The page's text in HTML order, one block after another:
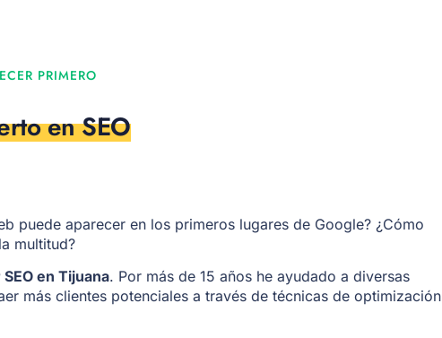
PRIMERO
en SEO
puede aparecer en los primeros lugares de Google? ¿Cómo
multitud?
en Tijuana. Por más de 15 años he ayudado a diversas
más clientes potenciales a través de técnicas de optimización